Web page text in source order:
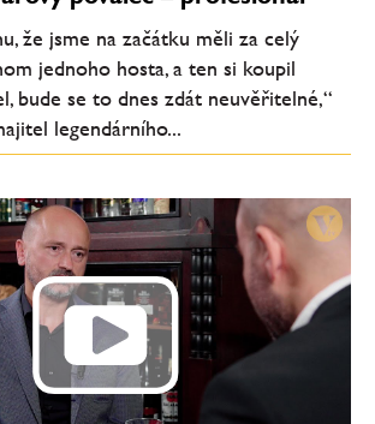
že jsme na začátku měli za celý
jednoho hosta, a ten si koupil
bude se to dnes zdát neuvěřitelné,“
legendárního...